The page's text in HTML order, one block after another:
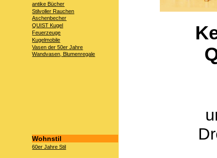
antike Bücher
Stilvoller Rauchen
Aschenbecher
QUIST Kugel
Feuerzeuge
Kugelmobile
Vasen der 50er Jahre
Wandvasen, Blumenregale
Wohnstil
60er Jahre Stil